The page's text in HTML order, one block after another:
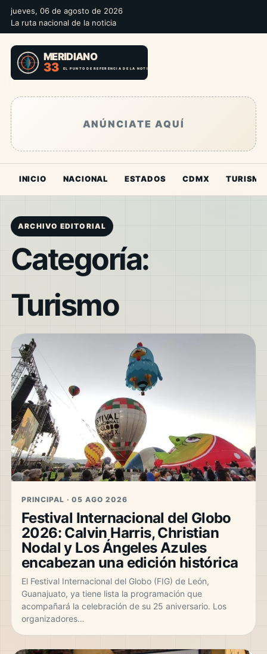
jueves, 06 de agosto de 2026
La ruta nacional de la noticia
ANÚNCIATE AQUÍ
INICIO NACIONAL ESTADOS CDMX TURISMO
ARCHIVO EDITORIAL
Categoría:
Turismo
PRINCIPAL · 05 AGO 2026
Festival Internacional del Globo
2026: Calvin Harris, Christian
Nodal y Los Ángeles Azules
encabezan una edición histórica
El Festival Internacional del Globo (FIG) de León,
Guanajuato, ya tiene lista la programación que
acompañará la celebración de su 25 aniversario. Los
organizadores…